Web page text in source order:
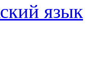
язык